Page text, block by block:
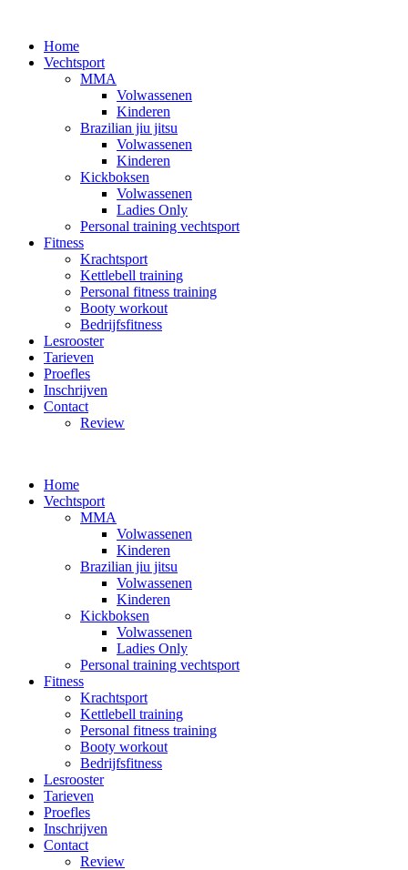
Home
Vechtsport
MMA
Volwassenen
Kinderen
Brazilian jiu jitsu
Volwassenen
Kinderen
Kickboksen
Volwassenen
Ladies Only
Personal training vechtsport
Fitness
Krachtsport
Kettlebell training
Personal fitness training
Booty workout
Bedrijfsfitness
Lesrooster
Tarieven
Proefles
Inschrijven
Contact
Review
Home
Vechtsport
MMA
Volwassenen
Kinderen
Brazilian jiu jitsu
Volwassenen
Kinderen
Kickboksen
Volwassenen
Ladies Only
Personal training vechtsport
Fitness
Krachtsport
Kettlebell training
Personal fitness training
Booty workout
Bedrijfsfitness
Lesrooster
Tarieven
Proefles
Inschrijven
Contact
Review